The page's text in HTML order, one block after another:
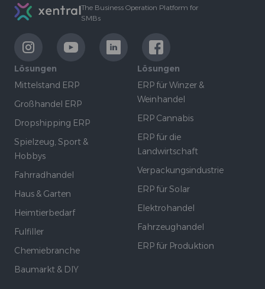
The Business Operation Platform for
SMBs
LinkExternalLinkExternalLinkExternalLinkExternal
Lösungen
Mittelstand ERP
Großhandel ERP
Dropshipping ERP
Spielzeug, Sport &
Hobbys
Fahrradhandel
Haus & Garten
Heimtierbedarf
Fulfiller
Chemiebranche
Baumarkt & DIY
Lösungen
ERP für Winzer &
Weinhandel
ERP Cannabis
ERP für die
Landwirtschaft
Verpackungsindustrie
ERP für Solar
Elektrohandel
Fahrzeughandel
ERP für Produktion